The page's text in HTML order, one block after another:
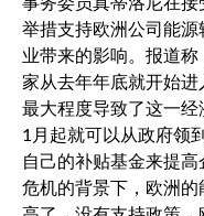
举措支持欧洲公司能
业带来的影响。报道
家从去年年底就开始进
最大程度导致了这一
1月起就可以从政府领
自己的补贴基金来提
危机的背景下，欧洲